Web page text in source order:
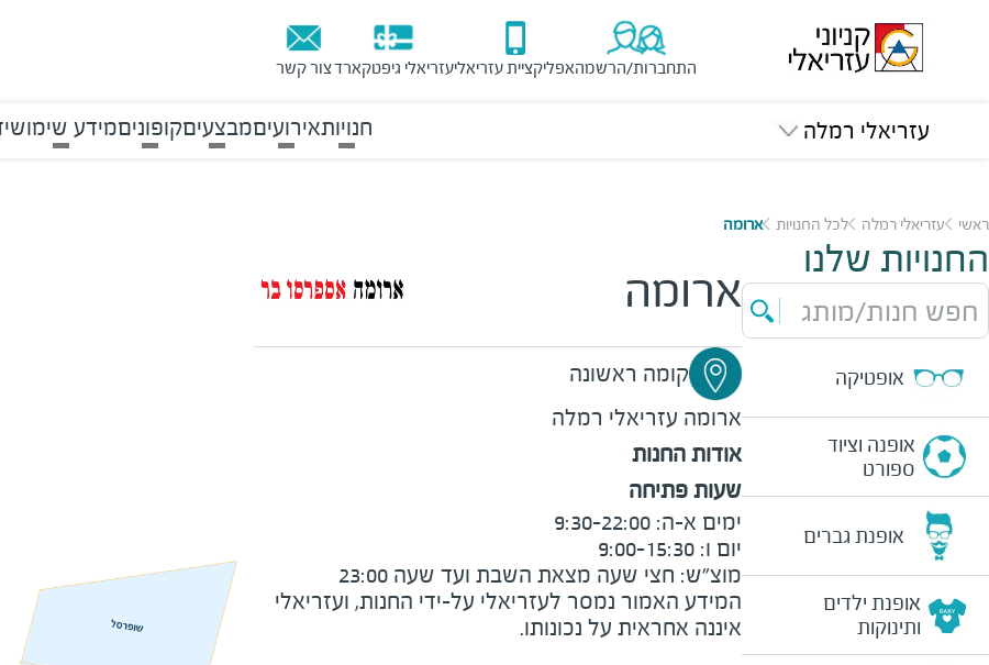
התחברות/הרשמהאפליקציית עזריאליעזריאלי גיפטקארדצור קשר
עזריאלי רמלה חנויותאירועיםמבצעיםקופוניםמידע שימושי
ראשי עזריאלי רמלה לכל החנויות ארומה
החנויות שלנו
חפש חנות/מותג
אופטיקה
אופנה וציוד
ספורט
אופנת גברים
אופנת ילדים
ותינוקות
ארומה
קומה ראשונה
ארומה עזריאלי רמלה
אודות החנות
שעות פתיחה
מוצ״ש: חצי שעה מצאת השבת ועד שעה 23:00
המידע האמור נמסר לעזריאלי על-ידי החנות, ועזריאלי